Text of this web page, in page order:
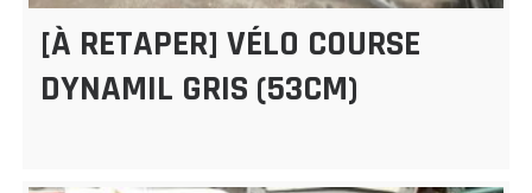
[À RETAPER] VÉLO COURSE
DYNAMIL GRIS (53CM)